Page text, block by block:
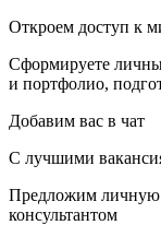
Откроем доступ к
Сформируете
и портфолио,
Добавим вас в чат
С лучшими
Предложим личную
консультантом